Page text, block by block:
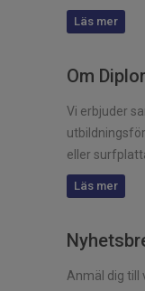
Läs mer
Om
Vi erbjuder
eller
Läs mer
Anmäl dig till